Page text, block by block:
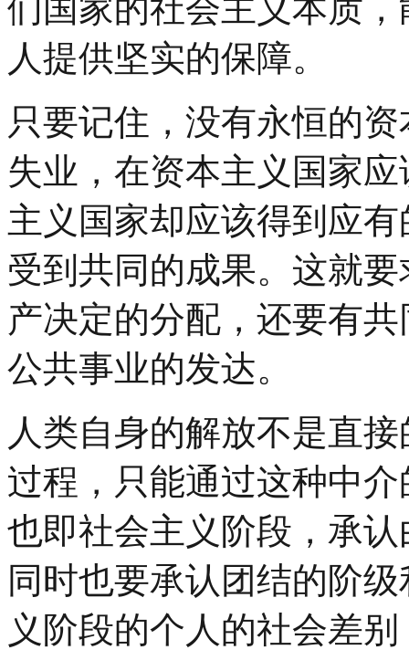
们国家的社会主义本质
人提供坚实的保障。
只要记住，没有永恒的
失业，在资本主义国家
主义国家却应该得到应
受到共同的成果。这就
产决定的分配，还要有
公共事业的发达。
人类自身的解放不是直
过程，只能通过这种中
也即社会主义阶段，承
同时也要承认团结的阶
义阶段的个人的社会差